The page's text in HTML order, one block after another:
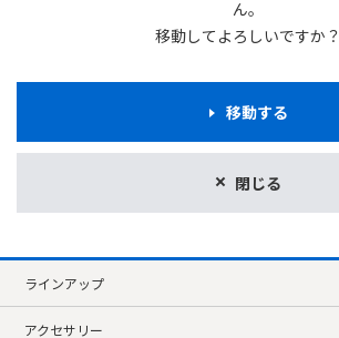
ん。
移動してよろしいですか？
閉じる
移動する
ラインアップ
アクセサリー